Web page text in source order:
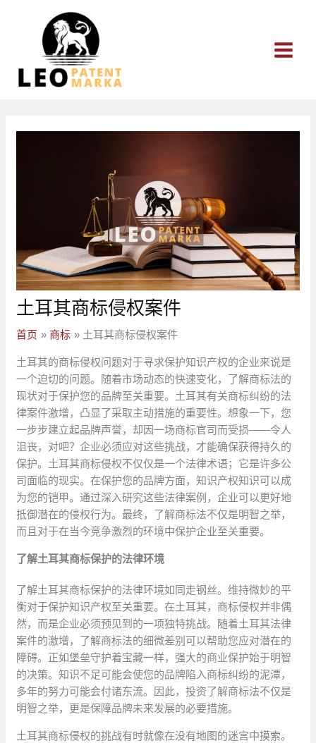
土耳其商标侵权案件
首页 商标 土耳其商标侵权案件
土耳其的商标侵权问题对于寻求保护知识产权的企业来说是
一个迫切的问题。随着市场动态的快速变化，了解商标法的
现状对于保护您的品牌至关重要。土耳其有关商标纠纷的法
律案件激增，凸显了采取主动措施的重要性。想象一下，您
一步步建立起品牌声誉，却因一场商标官司而受损——令人
沮丧，对吧？企业必须应对这些挑战，才能确保获得持久的
保护。土耳其商标侵权不仅仅是一个法律术语；它是许多公
司面临的现实。在保护您的品牌方面，知识产权知识可以成
为您的铠甲。通过深入研究这些法律案例，企业可以更好地
抵御潜在的侵权行为。最终，了解商标法不仅是明智之举，
而且对于在当今竞争激烈的环境中保护企业至关重要。
了解土耳其商标保护的法律环境
了解土耳其商标保护的法律环境如同走钢丝。维持微妙的平
衡对于保护知识产权至关重要。在土耳其，商标侵权并非偶
然，而是企业必须预见到的一项独特挑战。随着土耳其法律
案件的激增，了解商标法的细微差别可以帮助您应对潜在的
障碍。正如堡垒守护着宝藏一样，强大的商业保护始于明智
的决策。知识不足可能会使您的品牌陷入商标纠纷的泥潭，
多年的努力可能会付诸东流。因此，投资了解商标法不仅是
明智之举，更是保障品牌未来发展的必要措施。
土耳其商标侵权的挑战有时就像在没有地图的迷宫中摸索。